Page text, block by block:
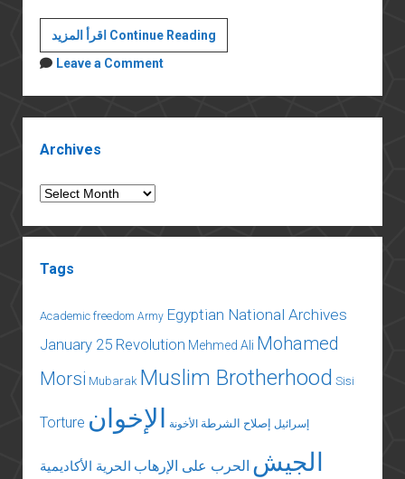
اقرأ المزيد Continue Readingلا
لقمع
الرأي
Leave a Comment
Archives
Archives
Tags
Academic freedom Army Egyptian National Archives
January 25 Revolution Mehmed Ali Mohamed
Morsi Mubarak Muslim Brotherhood Sisi
Torture إسرائيل إصلاح الشرطة الأخونة الإخوان
الجيش الحرب على الإرهاب الحرية الأكاديمية